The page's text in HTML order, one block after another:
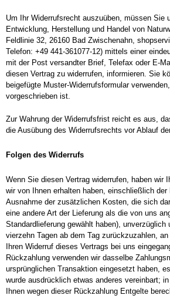
Um Ihr Widerrufsrecht auszuüben, müssen Sie
Entwicklung, Herstellung und Handel von
Feldlinie 32, 26160 Bad Zwischenahn,
Telefon: +49 441-361077-12) mittels einer
mit der Post versandter Brief, Telefax oder E-
diesen Vertrag zu widerrufen, informieren. Sie
beigefügte Muster-Widerrufsformular
vorgeschrieben ist.
Zur Wahrung der Widerrufsfrist reicht es aus,
die Ausübung des Widerrufsrechts vor Ablauf
Folgen des Widerrufs
Wenn Sie diesen Vertrag widerrufen, haben wir
wir von Ihnen erhalten haben, einschließlich
Ausnahme der zusätzlichen Kosten, die sich
eine andere Art der Lieferung als die von uns
Standardlieferung gewählt haben), unverzüglich
vierzehn Tagen ab dem Tag zurückzuzahlen,
Ihren Widerruf dieses Vertrags bei uns
Rückzahlung verwenden wir dasselbe
ursprünglichen Transaktion eingesetzt haben,
wurde ausdrücklich etwas anderes vereinbart;
Ihnen wegen dieser Rückzahlung Entgelte